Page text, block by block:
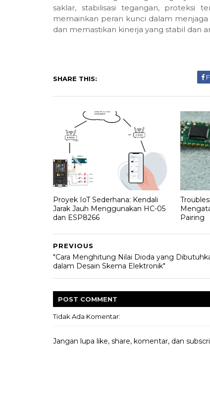
saklar, stabilisasi tegangan, proteksi
memainkan peran kunci dalam
dan memastikan kinerja yang stabil dan
SHARE THIS:
Proyek IoT Sederhana: Kendali
Jarak Jauh Menggunakan HC-05
dan ESP8266
Pairing
PREVIOUS
"Cara Menghitung Nilai Dioda yang
dalam Desain Skema Elektronik"
POST COMMENT
Tidak Ada Komentar:
Jangan lupa like, share, komentar, dan